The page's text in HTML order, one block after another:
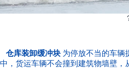
仓库装卸缓冲块 为停放不当的车辆
中，货运车辆不会撞到建筑物墙壁，